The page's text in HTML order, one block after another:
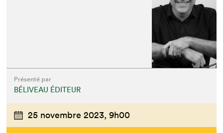
Présenté par
BÉLIVEAU ÉDITEUR
25 novembre 2023, 9h00